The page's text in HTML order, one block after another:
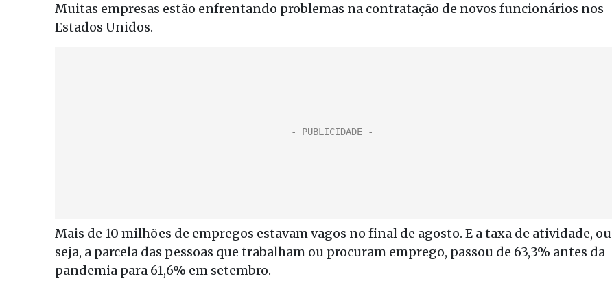
Muitas empresas estão enfrentando problemas na contratação de novos funcionários nos
Estados Unidos.
Mais de 10 milhões de empregos estavam vagos no final de agosto. E a taxa de atividade, ou
seja, a parcela das pessoas que trabalham ou procuram emprego, passou de 63,3% antes da
pandemia para 61,6% em setembro.